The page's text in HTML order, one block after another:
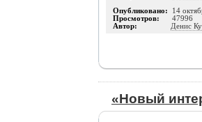
Опубликовано: 14
Просмотров: 47996
Автор: Денис
«Новый